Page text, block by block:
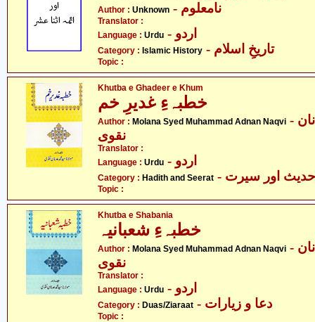
Author : Unknown - نامعلوم
Translator :
Language : Urdu - اردو
Category : Islamic History - تاریخِ اسلام
Topic :
Khutba e Ghadeer e Khum
خطبہءِ غدیرِ خم
Author : Molana Syed Muhammad Adnan Naqvi - مولانا سید محمد عدنان
نقوی
Translator :
Language : Urdu - اردو
Category : Hadith and Seerat - حدیث اور سیرت
Topic :
Khutba e Shabania
خطبہءِ شعبانیہ
Author : Molana Syed Muhammad Adnan Naqvi - مولانا سید محمد عدنان
نقوی
Translator :
Language : Urdu - اردو
Category : Duas/Ziaraat - دعا و زیارات
Topic :